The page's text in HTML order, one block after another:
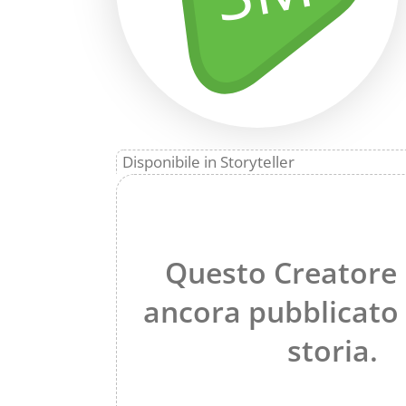
Disponibile in Storyteller
Questo Creatore
ancora pubblicato
storia.